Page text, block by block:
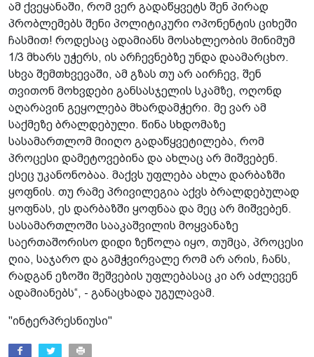
ამ ქვეყანაში, რომ ვერ გადაწყვეტს შენ პირად
პრობლემებს შენი პოლიტიკური ოპონენტის ციხეში
ჩასმით! როდესაც ადამიანს მოსახლეობის მინიმუმ
1/3 მხარს უჭერს, ის არჩევნებზე უნდა დაამარცხო.
სხვა შემთხვევაში, ამ გზას თუ არ აირჩევ, შენ
თვითონ მოხვდები განსასჯელის სკამზე, ოღონდ
აღარავინ გეყოლება მხარდამჭერი. მე ვარ ამ
საქმეზე ბრალდებული. წინა სხდომაზე
სასამართლომ მიიღო გადაწყვეტილება, რომ
პროცესი დამეტოვებინა და ახლაც არ მიშვებენ.
ესეც უკანონობაა. მაქვს უფლება ახლა დარბაზში
ყოფნის. თუ რამე პრივილეგია აქვს ბრალდებულად
ყოფნას, ეს დარბაზში ყოფნაა და მეც არ მიშვებენ.
სასამართლოში სააკაშვილის მოყვანაზე
საერთაშორისო დიდი ზეწოლა იყო, თუმცა, პროცესი
ღია, საჯარო და გამჭვირვალე რომ არ არის, ჩანს,
რადგან ეზოში შეშვების უფლებასაც კი არ აძლევენ
ადამიანებს“, - განაცხადა უგულავამ.
"ინტერპრესნიუსი"